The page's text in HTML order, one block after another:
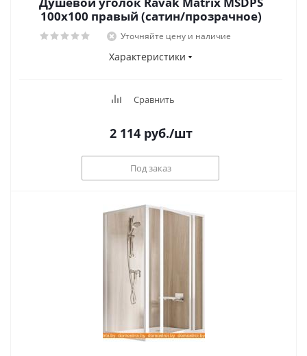
100x100 правый (сатин/прозрачное)
Уточняйте цену и наличие
Характеристики
Сравнить
2 114 руб./шт
Под заказ